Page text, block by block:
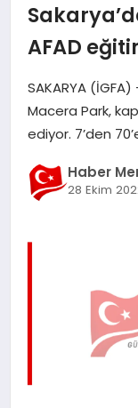
DÜNYA
EĞITIM
EKONOMI
MAGAZIN
AFAD
SAKARYA
Macera Park,
ediyor. 7’den
Haber
28 Ekim